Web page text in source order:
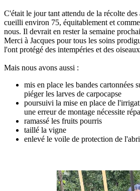
C'était le jour tant attendu de la récolte
cueilli environ 75, équitablement et
nous. Il devrait en rester la semaine
Merci à Jacques pour tous les soins
l'ont protégé des intempéries et des
Mais nous avons aussi :
mis en place les bandes cartonnées
piéger les larves de carpocapse
poursuivi la mise en place de
une erreur de montage nécessite
ramassé les fruits pourris
taillé la vigne
enlevé le voile de protection de